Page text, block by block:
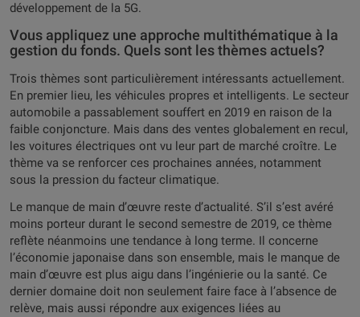
développement de la 5G.
Vous appliquez une approche multithématique à la
gestion du fonds. Quels sont les thèmes actuels?
Trois thèmes sont particulièrement intéressants actuellement.
En premier lieu, les véhicules propres et intelligents. Le secteur
automobile a passablement souffert en 2019 en raison de la
faible conjoncture. Mais dans des ventes globalement en recul,
les voitures électriques ont vu leur part de marché croître. Le
thème va se renforcer ces prochaines années, notamment
sous la pression du facteur climatique.
Le manque de main d’œuvre reste d’actualité. S’il s’est avéré
moins porteur durant le second semestre de 2019, ce thème
reflète néanmoins une tendance à long terme. Il concerne
l’économie japonaise dans son ensemble, mais le manque de
main d’œuvre est plus aigu dans l’ingénierie ou la santé. Ce
dernier domaine doit non seulement faire face à l’absence de
relève, mais aussi répondre aux exigences liées au